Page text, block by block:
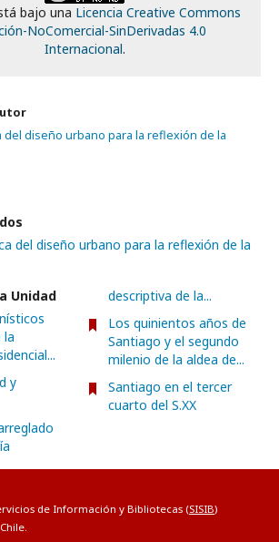
bajo una Licencia Creative Commons
NoComercial-SinDerivadas 4.0
Internacional.
del diseño urbano para la reflexión de la
del diseño urbano para la reflexión de la
Unidad
la
y
descriptiva de la...
Los quinientos años de
Santiago y el segundo
milenio de la aldea de...
Santiago en el tercer
cuarto del S.XX
de Información y Bibliotecas (SISIB)